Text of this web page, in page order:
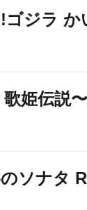
ゴジラ
歌姫伝説
ソナタ